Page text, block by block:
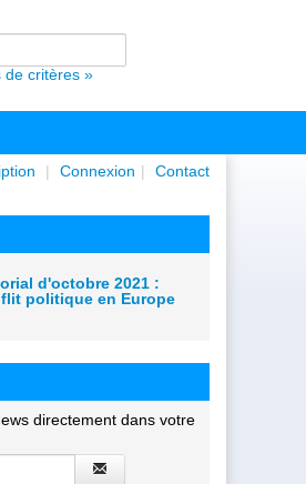
de critères »
| Connexion | Contact
d'octobre 2021 :
politique en Europe
directement dans votre